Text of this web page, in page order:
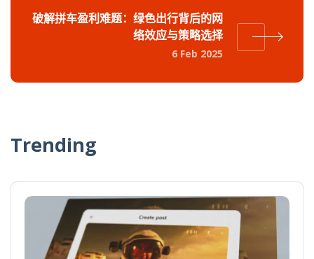
破解拼车盈利难题：绿色出行背后的网
络效应与策略选择
6 Feb 2025
Trending